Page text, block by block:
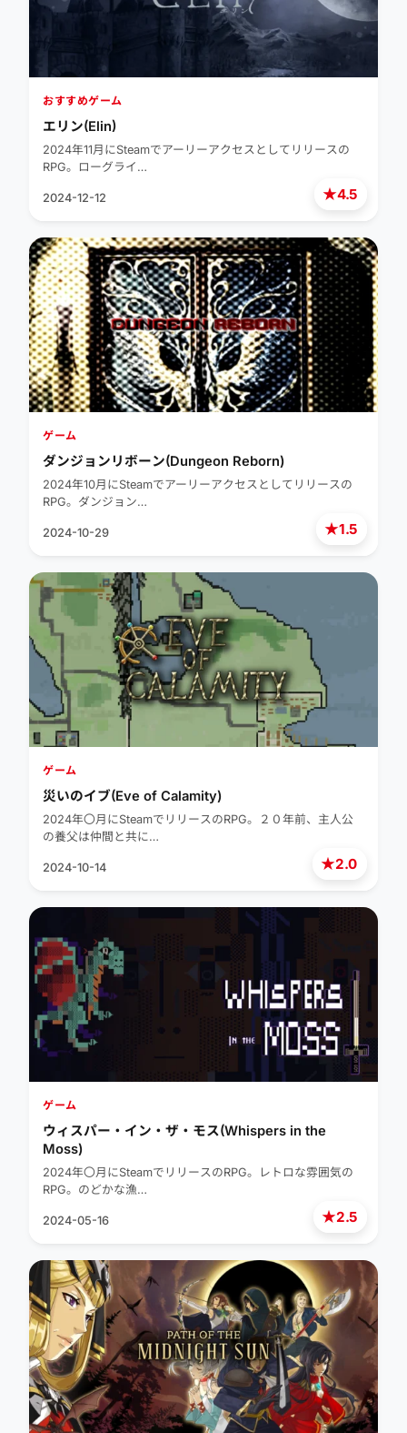
★4.5
おすすめゲーム
エリン(Elin)
2024年11月にSteamでアーリーアクセスとしてリリースの
RPG。ローグライ…
2024-12-12
★1.5
ゲーム
ダンジョンリボーン(Dungeon Reborn)
2024年10月にSteamでアーリーアクセスとしてリリースの
RPG。ダンジョン…
2024-10-29
★2.0
ゲーム
災いのイブ(Eve of Calamity)
2024年〇月にSteamでリリースのRPG。２０年前、主人公
の養父は仲間と共に…
2024-10-14
★2.5
ゲーム
ウィスパー・イン・ザ・モス(Whispers in the
Moss)
2024年〇月にSteamでリリースのRPG。レトロな雰囲気の
RPG。のどかな漁…
2024-05-16